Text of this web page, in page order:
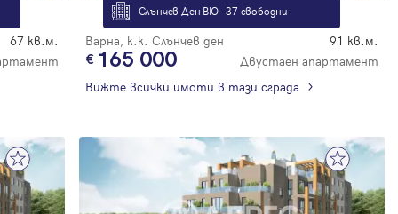
67 кв.м.
Слънчев Ден ВЮ - 37 свободни
Варна, к.к. Слънчев ден 91 кв.м.
165 000
Двустаен апартамент
Вижте всички имоти в тази сграда